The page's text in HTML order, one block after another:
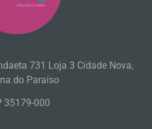
731 Loja 3 Cidade Nova,
do Paraíso
35179-000